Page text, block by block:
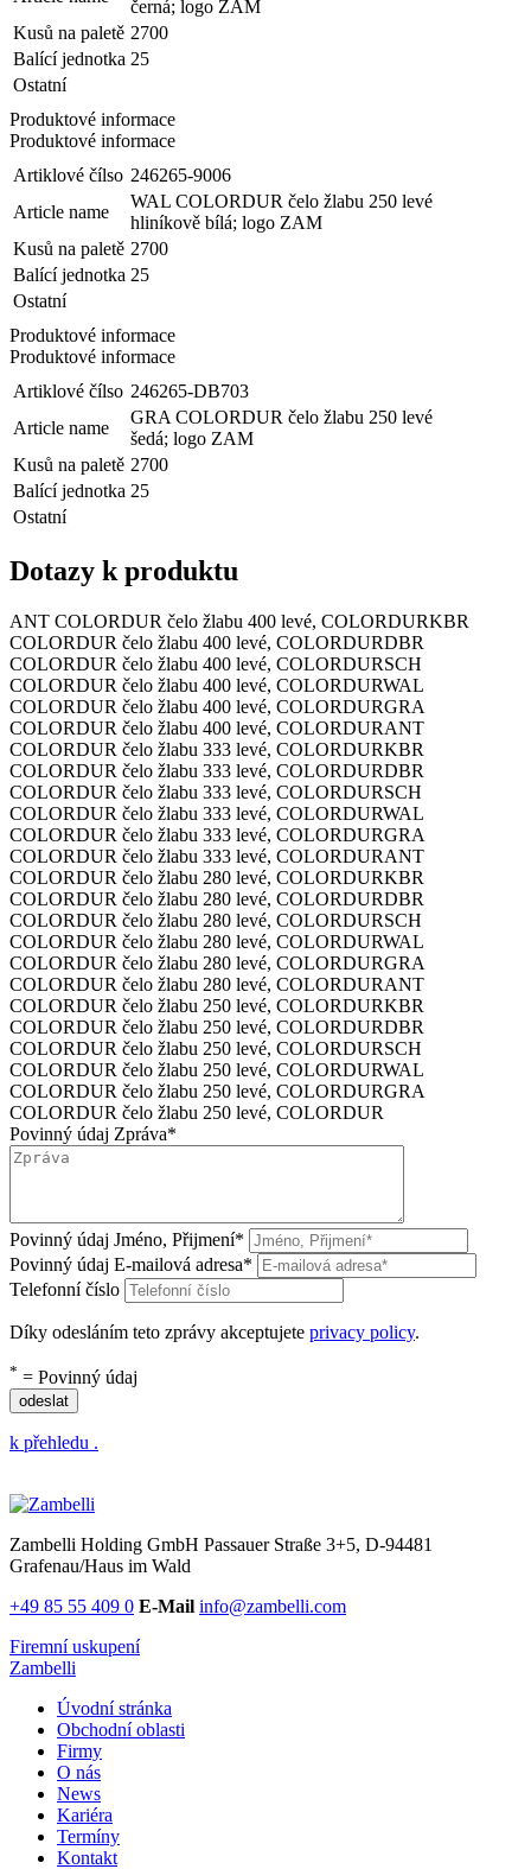
černá; logo ZAM
Kusů na paletě 2700
Balící jednotka 25
Ostatní
Produktové informace
Produktové informace
Artiklové čílso 246265-9006
Article name
WAL COLORDUR čelo žlabu 250 levé
hliníkově bílá; logo ZAM
Kusů na paletě 2700
Balící jednotka 25
Ostatní
Produktové informace
Produktové informace
Artiklové čílso 246265-DB703
Article name
GRA COLORDUR čelo žlabu 250 levé
šedá; logo ZAM
Kusů na paletě 2700
Balící jednotka 25
Ostatní
Dotazy k produktu
ANT COLORDUR čelo žlabu 400 levé, COLORDURKBR
COLORDUR čelo žlabu 400 levé, COLORDURDBR
COLORDUR čelo žlabu 400 levé, COLORDURSCH
COLORDUR čelo žlabu 400 levé, COLORDURWAL
COLORDUR čelo žlabu 400 levé, COLORDURGRA
COLORDUR čelo žlabu 400 levé, COLORDURANT
COLORDUR čelo žlabu 333 levé, COLORDURKBR
COLORDUR čelo žlabu 333 levé, COLORDURDBR
COLORDUR čelo žlabu 333 levé, COLORDURSCH
COLORDUR čelo žlabu 333 levé, COLORDURWAL
COLORDUR čelo žlabu 333 levé, COLORDURGRA
COLORDUR čelo žlabu 333 levé, COLORDURANT
COLORDUR čelo žlabu 280 levé, COLORDURKBR
COLORDUR čelo žlabu 280 levé, COLORDURDBR
COLORDUR čelo žlabu 280 levé, COLORDURSCH
COLORDUR čelo žlabu 280 levé, COLORDURWAL
COLORDUR čelo žlabu 280 levé, COLORDURGRA
COLORDUR čelo žlabu 280 levé, COLORDURANT
COLORDUR čelo žlabu 250 levé, COLORDURKBR
COLORDUR čelo žlabu 250 levé, COLORDURDBR
COLORDUR čelo žlabu 250 levé, COLORDURSCH
COLORDUR čelo žlabu 250 levé, COLORDURWAL
COLORDUR čelo žlabu 250 levé, COLORDURGRA
COLORDUR čelo žlabu 250 levé, COLORDUR
Povinný údaj Zpráva*
Povinný údaj Jméno, Přijmení*
Povinný údaj E-mailová adresa*
Telefonní číslo
Díky odesláním teto zprávy akceptujete privacy policy.
* = Povinný údaj
odeslat
k přehledu .
Zambelli Holding GmbH Passauer Straße 3+5, D-94481
Grafenau/Haus im Wald
+49 85 55 409 0 E-Mail info@zambelli.com
Firemní uskupení
Zambelli
Úvodní stránka
Obchodní oblasti
Firmy
O nás
News
Kariéra
Termíny
Kontakt